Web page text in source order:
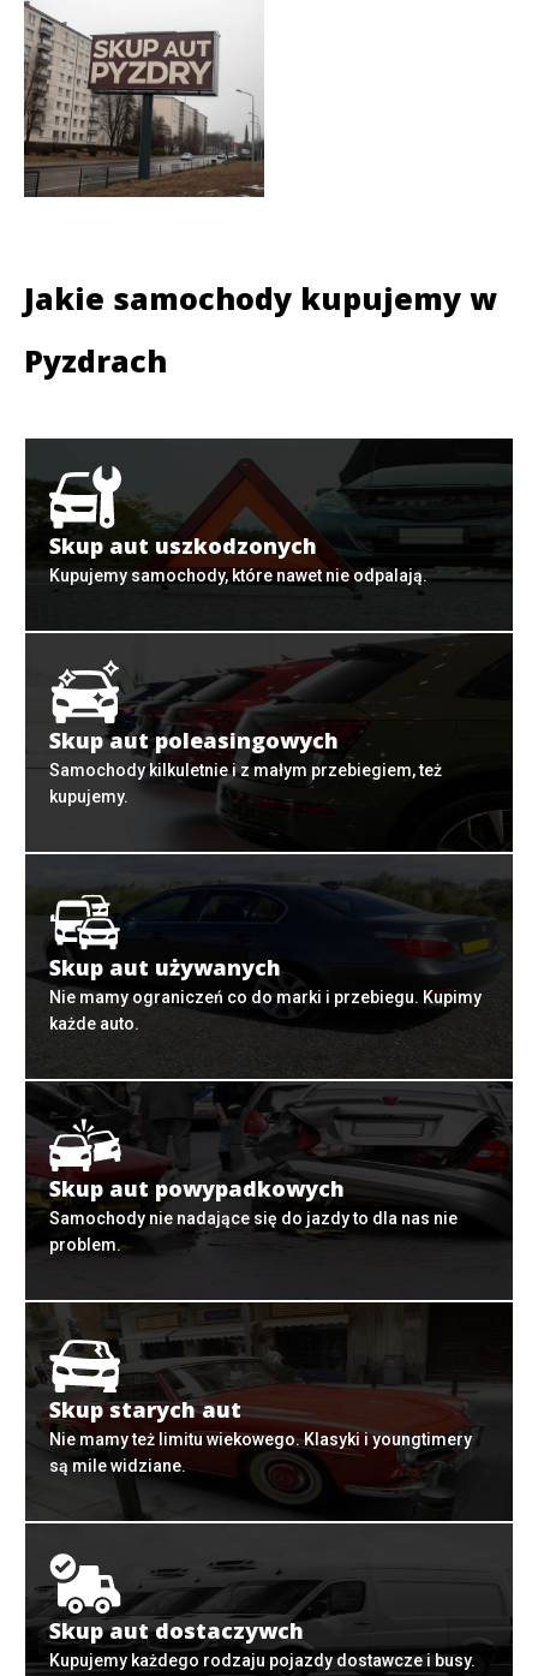
Jakie samochody kupujemy w
Pyzdrach
Skup aut uszkodzonych
Kupujemy samochody, które nawet nie odpalają.
Skup aut poleasingowych
Samochody kilkuletnie i z małym przebiegiem, też
kupujemy.
Skup aut używanych
Nie mamy ograniczeń co do marki i przebiegu. Kupimy
każde auto.
Skup aut powypadkowych
Samochody nie nadające się do jazdy to dla nas nie
problem.
Skup starych aut
Nie mamy też limitu wiekowego. Klasyki i youngtimery
są mile widziane.
Skup aut dostaczywch
Kupujemy każdego rodzaju pojazdy dostawcze i busy.